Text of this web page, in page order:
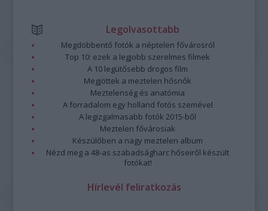
Legolvasottabb
Megdöbbentő fotók a néptelen fővárosról
Top 10: ezek a legjobb szerelmes filmek
A 10 legütősebb drogos film
Megjöttek a meztelen hősnők
Meztelenség és anatómia
A forradalom egy holland fotós szemével
A legizgalmasabb fotók 2015-ből
Meztelen fővárosiak
Készülőben a nagy meztelen album
Nézd meg a 48-as szabadságharc hőseiről készült
fotókat!
Hírlevél feliratkozás